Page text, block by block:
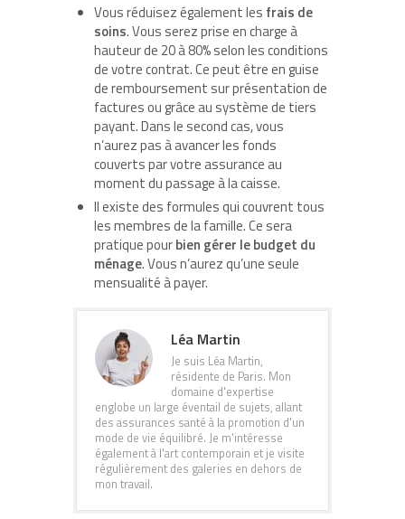
Vous réduisez également les frais de
soins. Vous serez prise en charge à
hauteur de 20 à 80% selon les conditions
de votre contrat. Ce peut être en guise
de remboursement sur présentation de
factures ou grâce au système de tiers
payant. Dans le second cas, vous
n’aurez pas à avancer les fonds
couverts par votre assurance au
moment du passage à la caisse.
Il existe des formules qui couvrent tous
les membres de la famille. Ce sera
pratique pourbien gérer le budget du
ménage. Vous n’aurez qu’une seule
mensualité à payer.
Léa Martin
Je suis Léa Martin,
résidente de Paris. Mon
domaine d'expertise
englobe un large éventail de sujets, allant
des assurances santé à la promotion d'un
mode de vie équilibré. Je m'intéresse
également à l'art contemporain et je visite
régulièrement des galeries en dehors de
mon travail.